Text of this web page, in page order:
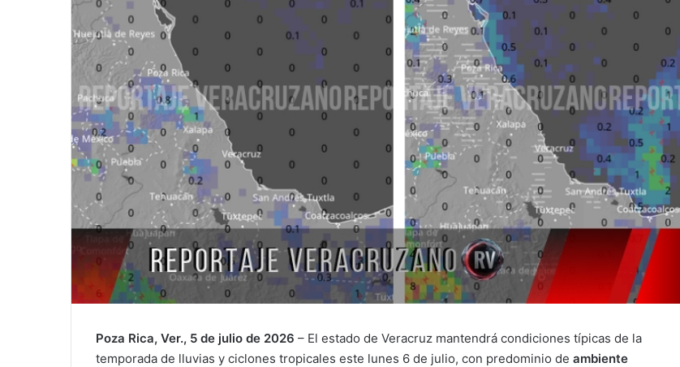
Poza Rica, Ver., 5 de julio de 2026 – El estado de Veracruz mantendrá condiciones típicas de la
temporada de lluvias y ciclones tropicales este lunes 6 de julio, con predominio de ambiente